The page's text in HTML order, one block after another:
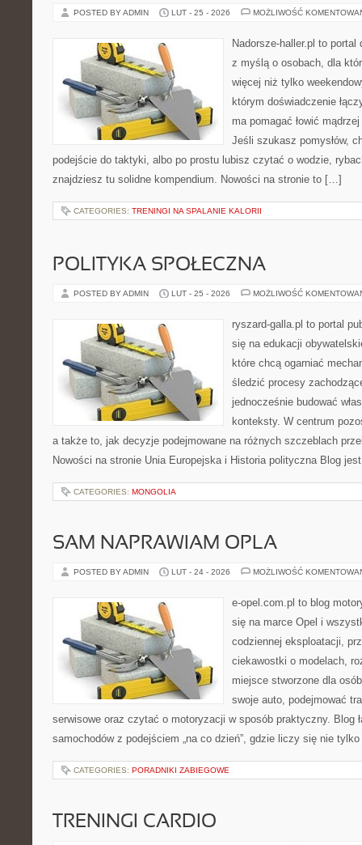
POSTED BY ADMIN LUT - 25 - 2026 MOŻLIWOŚĆ
Nadorsze-haller.pl to portal
z myślą o osobach, dla
więcej niż tylko
którym doświadczenie
ma pomagać łowić
Jeśli szukasz pomysłów,
podejście do taktyki, albo po prostu lubisz czytać o wodzie,
znajdziesz tu solidne kompendium. Nowości na stronie to […]
CATEGORIES: TRENINGI NA SPALANIE KALORII
POLITYKA SPOŁECZNA
POSTED BY ADMIN LUT - 25 - 2026 MOŻLIWOŚĆ
ryszard-galla.pl to portal
się na edukacji
które chcą ogarniać
śledzić procesy
jednocześnie budować
konteksty. W centrum
a także to, jak decyzje podejmowane na różnych szczeblach
Nowości na stronie Unia Europejska i Historia polityczna Blog
CATEGORIES: MONGOLIA
SAM NAPRAWIAM OPLA
POSTED BY ADMIN LUT - 24 - 2026 MOŻLIWOŚĆ
e-opel.com.pl to blog
się na marce Opel i
codziennej eksploatacji,
ciekawostki o modelach,
miejsce stworzone dla
swoje auto, podejmować
serwisowe oraz czytać o motoryzacji w sposób praktyczny. Blog
samochodów z podejściem „na co dzień”, gdzie liczy się nie
CATEGORIES: PORADNIKI ZABIEGOWE
TRENINGI CARDIO